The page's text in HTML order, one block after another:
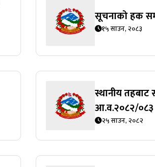
सूचनाको हक
१५ साउन, २०८३
स्थानीय तहबाट
आ.व.२०८२/०८३
२५ साउन, २०८२